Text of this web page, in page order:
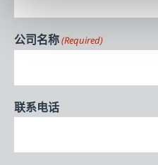
公司名称(Required)
联系电话